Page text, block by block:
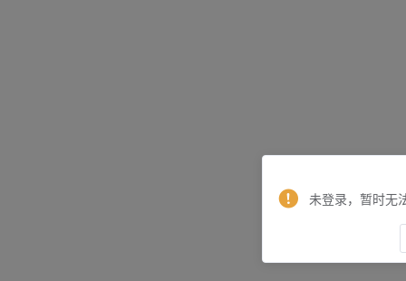
未登录，暂时无